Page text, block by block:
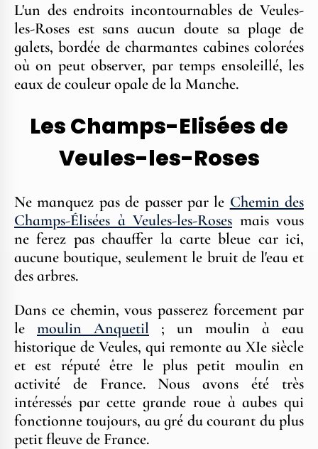
L'un des endroits incontournables de Veules-
les-Roses est sans aucun doute sa plage de
galets, bordée de charmantes cabines colorées
où on peut observer, par temps ensoleillé, les
eaux de couleur opale de la Manche.
Les Champs-Elisées de
Veules-les-Roses
Ne manquez pas de passer par le Chemin des
Champs-Élisées à Veules-les-Roses mais vous
ne ferez pas chauffer la carte bleue car ici,
aucune boutique, seulement le bruit de l'eau et
des arbres.
Dans ce chemin, vous passerez forcement par
le moulin Anquetil ; un moulin à eau
historique de Veules, qui remonte au XIe siècle
et est réputé être le plus petit moulin en
activité de France. Nous avons été très
intéressés par cette grande roue à aubes qui
fonctionne toujours, au gré du courant du plus
petit fleuve de France.